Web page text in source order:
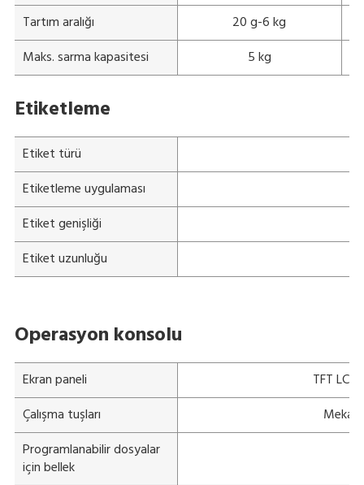
Tartım aralığı
20 g-6 kg
Maks. sarma kapasitesi
5 kg
Etiketleme
Etiket türü
Etiketleme uygulaması
Etiket genişliği
Etiket uzunluğu
Operasyon konsolu
Ekran paneli
TFT
Çalışma tuşları
Programlanabilir dosyalar
için bellek